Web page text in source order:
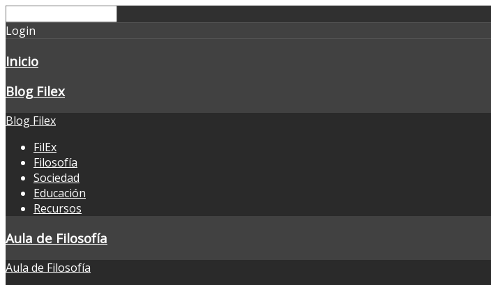
Login
Inicio
Blog Filex
Blog Filex
FilEx
Filosofía
Sociedad
Educación
Recursos
Aula de Filosofía
Aula de Filosofía